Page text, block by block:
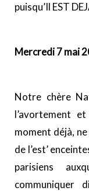
puisqu’Il EST
Mercredi 7 mai
Notre chère
l’avortement
moment déjà, ne
de l’est’
parisiens
communiquer